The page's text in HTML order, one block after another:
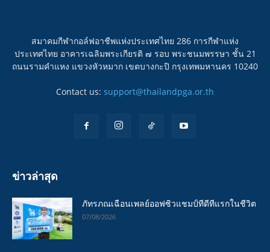
สมาคมกีฬากอล์ฟอาชีพแห่งประเทศไทย 286 การกีฬาแห่ง
ประเทศไทย อาคารเฉลิมพระเกียรติ ๗ รอบ พระชนมพรรษา ชั้น 21
ถนนรามคำแหง แขวงหัวหมาก เขตบางกะปิ กรุงเทพมหานคร 10240
Contact us: support@thailandpga.or.th
ข่าวล่าสุด
ภัทรภณเฉือนเพลย์ออฟซิวแชมป์ทีดีทีแรกในชีวิต
07/08/2026